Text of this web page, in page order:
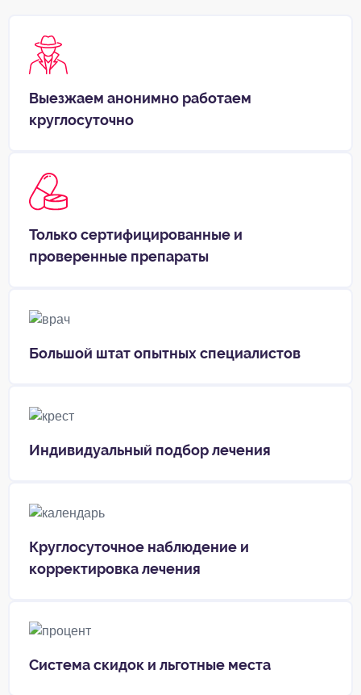
Выезжаем анонимно работаем
круглосуточно
Только сертифицированные и
проверенные препараты
Большой штат опытных специалистов
Индивидуальный подбор лечения
Круглосуточное наблюдение и
корректировка лечения
Система скидок и льготные места